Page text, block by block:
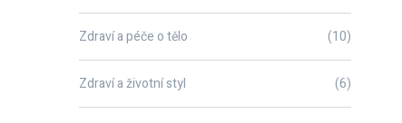
Zdraví a péče o tělo (10)
Zdraví a životní styl (6)